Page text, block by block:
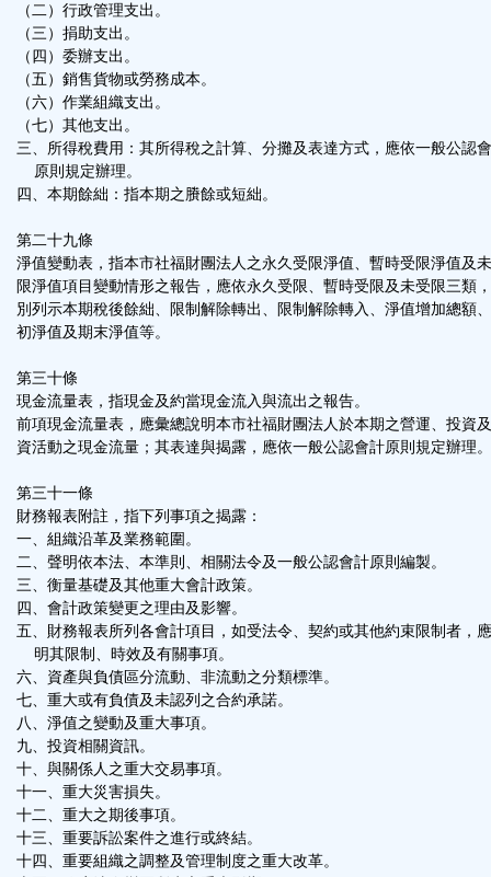
（二）行政管理支出。
（三）捐助支出。
（四）委辦支出。
（五）銷售貨物或勞務成本。
（六）作業組織支出。
（七）其他支出。
三、所得稅費用：其所得稅之計算、分攤及表達方式，應依一般公認
原則規定辦理。
四、本期餘絀：指本期之賸餘或短絀。
第二十九條
淨值變動表，指本市社福財團法人之永久受限淨值、暫時受限淨值及
限淨值項目變動情形之報告，應依永久受限、暫時受限及未受限三類
別列示本期稅後餘絀、限制解除轉出、限制解除轉入、淨值增加總額
初淨值及期末淨值等。
第三十條
現金流量表，指現金及約當現金流入與流出之報告。
前項現金流量表，應彙總說明本市社福財團法人於本期之營運、投資
資活動之現金流量；其表達與揭露，應依一般公認會計原則規定辦理。
第三十一條
財務報表附註，指下列事項之揭露：
一、組織沿革及業務範圍。
二、聲明依本法、本準則、相關法令及一般公認會計原則編製。
三、衡量基礎及其他重大會計政策。
四、會計政策變更之理由及影響。
五、財務報表所列各會計項目，如受法令、契約或其他約束限制者，
明其限制、時效及有關事項。
六、資產與負債區分流動、非流動之分類標準。
七、重大或有負債及未認列之合約承諾。
八、淨值之變動及重大事項。
九、投資相關資訊。
十、與關係人之重大交易事項。
十一、重大災害損失。
十二、重大之期後事項。
十三、重要訴訟案件之進行或終結。
十四、重要組織之調整及管理制度之重大改革。